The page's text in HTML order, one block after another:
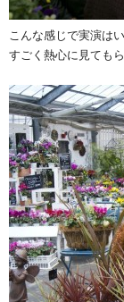
こんな感じで実演は
すごく熱心に見ても